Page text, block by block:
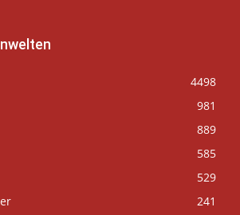
4498
981
889
585
529
241